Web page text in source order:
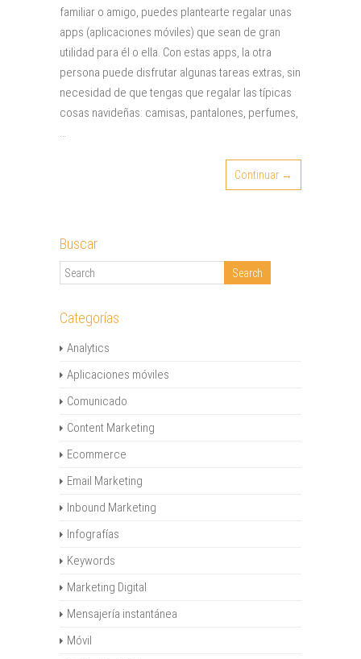
familiar o amigo, puedes plantearte regalar unas
apps (aplicaciones móviles) que sean de gran
utilidad para él o ella. Con estas apps, la otra
persona puede disfrutar algunas tareas extras, sin
necesidad de que tengas que regalar las típicas
cosas navideñas: camisas, pantalones, perfumes,
…
Continuar →
Buscar
Categorías
Analytics
Aplicaciones móviles
Comunicado
Content Marketing
Ecommerce
Email Marketing
Inbound Marketing
Infografías
Keywords
Marketing Digital
Mensajería instantánea
Móvil